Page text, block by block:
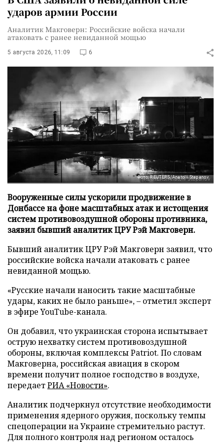
ударов армии России
Аналитик Макговерн: Российские войска начали
атаковать с ранее невиданной мощью
5 августа 2026, 11:09 6
Фото: REUTERS/Anatolii Stepanov
Вооруженные силы ускорили продвижение в
Донбассе на фоне масштабных атак и истощения
систем противовоздушной обороны противника,
заявил бывший аналитик ЦРУ Рэй Макговерн.
Бывший аналитик ЦРУ Рэй Макговерн заявил, что
российские войска начали атаковать с ранее
невиданной мощью.
«Русские начали наносить такие масштабные
удары, каких не было раньше», – отметил эксперт
в эфире YouTube-канала.
Он добавил, что украинская сторона испытывает
острую нехватку систем противовоздушной
обороны, включая комплексы Patriot. По словам
Макговерна, российская авиация в скором
времени получит полное господство в воздухе,
передаетРИА «Новости».
Аналитик подчеркнул отсутствие необходимости
применения ядерного оружия, поскольку темпы
спецоперации на Украине стремительно растут.
Для полного контроля над регионом осталось